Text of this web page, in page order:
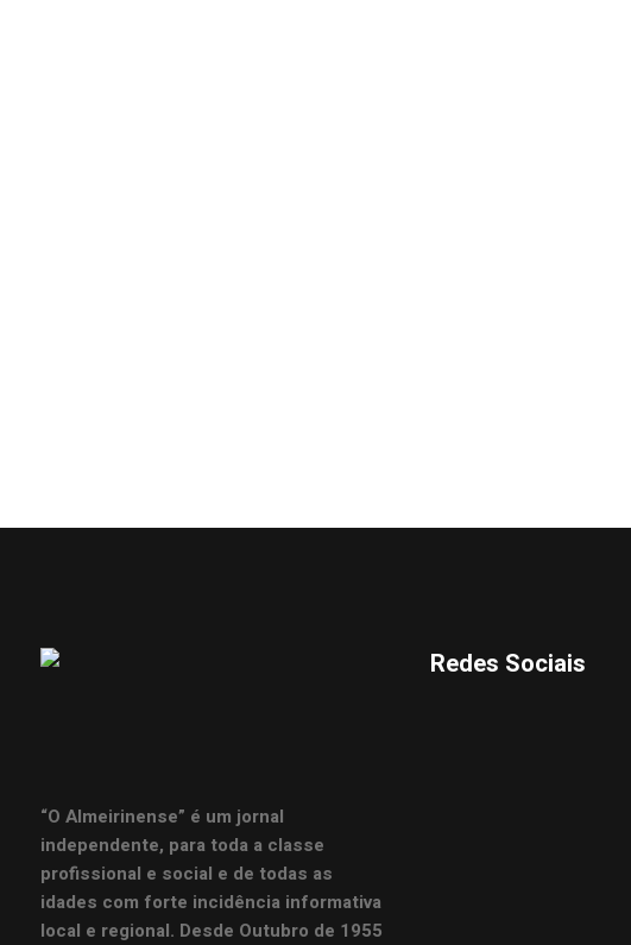
“O Almeirinense” é um jornal
independente, para toda a classe
profissional e social e de todas as
idades com forte incidência informativa
local e regional. Desde Outubro de 1955
Redes Sociais